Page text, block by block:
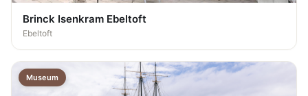
Brinck Isenkram Ebeltoft
Ebeltoft
Museum